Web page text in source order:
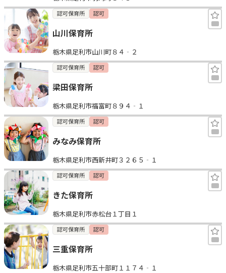
認可保育所 認可
山川保育所
栃木県足利市山川町８４‐２
認可保育所 認可
梁田保育所
栃木県足利市福富町８９４‐１
認可保育所 認可
みなみ保育所
栃木県足利市西新井町３２６５‐１
認可保育所 認可
きた保育所
栃木県足利市赤松台１丁目１
認可保育所 認可
三重保育所
栃木県足利市五十部町１１７４‐１